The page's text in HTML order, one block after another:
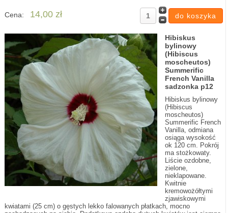
Cena: 14,00 zł
Hibiskus
bylinowy
(Hibiscus
moscheutos)
Summerific
French Vanilla
sadzonka p12
Hibiskus bylinowy
(Hibiscus
moscheutos)
Summerific French
Vanilla, odmiana
osiąga wysokość
ok 120 cm. Pokrój
ma stożkowaty.
Liście ozdobne,
zielone,
nieklapowane.
Kwitnie
kremowożółtymi
zjawiskowymi
kwiatami (25 cm) o gęstych lekko falowanych płatkach, mocno